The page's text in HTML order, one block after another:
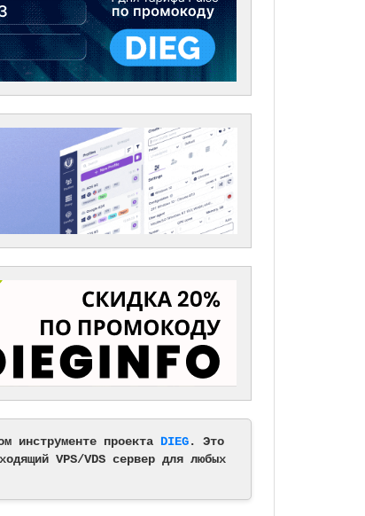
инструменте проекта DIEG. Это
VPS/VDS сервер для любых